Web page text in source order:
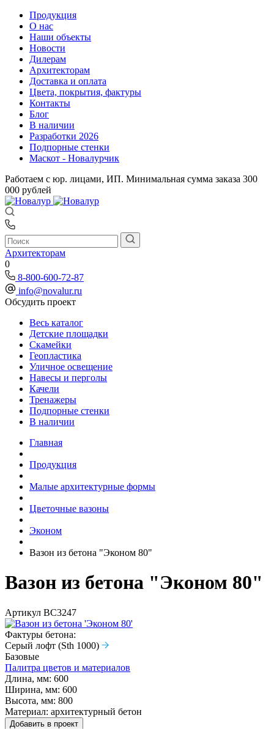
Продукция
О нас
Наши объекты
Новости
Дилерам
Архитекторам
Доставка и оплата
Цвета, покрытия, фактуры
Контакты
Блог
В наличии
Разработки 2026
Подпорные стенки
Маскот - Новалурчик
Работаем с юр. лицами, ИП. Минимальная сумма заказа 300
000 рублей
Архитекторам
0
8-800-600-72-87
info@novalur.ru
Обсудить проект
Весь каталог
Детские площадки
Скамейки
Геопластика
Уличное освещение
Навесы и перголы
Качели
Тренажеры
Подпорные стенки
В наличии
Главная
Продукция
Малые архитектурные формы
Цветочные вазоны
Эконом
Вазон из бетона "Эконом 80"
Вазон из бетона "Эконом 80"
Артикул ВС3247
Фактуры бетона:
Серый лофт (Sth 1000)
Базовые
Палитра цветов и материалов
Длина, мм: 600
Ширина, мм: 600
Высота, мм: 800
Материал: архитектурный бетон
Добавить в проект